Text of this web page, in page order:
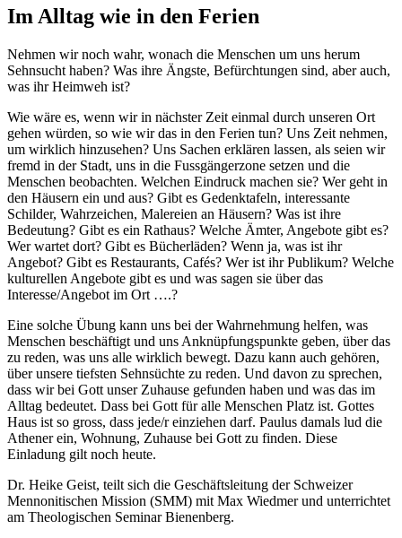
Im Alltag wie in den Ferien
Nehmen wir noch wahr, wonach die Menschen um uns herum
Sehnsucht haben? Was ihre Ängste, Befürchtungen sind, aber auch,
was ihr Heimweh ist?
Wie wäre es, wenn wir in nächster Zeit einmal durch unseren Ort
gehen würden, so wie wir das in den Ferien tun? Uns Zeit nehmen,
um wirklich hinzusehen? Uns Sachen erklären lassen, als seien wir
fremd in der Stadt, uns in die Fussgängerzone setzen und die
Menschen beobachten. Welchen Eindruck machen sie? Wer geht in
den Häusern ein und aus? Gibt es Gedenktafeln, interessante
Schilder, Wahrzeichen, Malereien an Häusern? Was ist ihre
Bedeutung? Gibt es ein Rathaus? Welche Ämter, Angebote gibt es?
Wer wartet dort? Gibt es Bücherläden? Wenn ja, was ist ihr
Angebot? Gibt es Restaurants, Cafés? Wer ist ihr Publikum? Welche
kulturellen Angebote gibt es und was sagen sie über das
Interesse/Angebot im Ort ….?
Eine solche Übung kann uns bei der Wahrnehmung helfen, was
Menschen beschäftigt und uns Anknüpfungspunkte geben, über das
zu reden, was uns alle wirklich bewegt. Dazu kann auch gehören,
über unsere tiefsten Sehnsüchte zu reden. Und davon zu sprechen,
dass wir bei Gott unser Zuhause gefunden haben und was das im
Alltag bedeutet. Dass bei Gott für alle Menschen Platz ist. Gottes
Haus ist so gross, dass jede/r einziehen darf. Paulus damals lud die
Athener ein, Wohnung, Zuhause bei Gott zu finden. Diese
Einladung gilt noch heute.
Dr. Heike Geist, teilt sich die Geschäftsleitung der Schweizer
Mennonitischen Mission (SMM) mit Max Wiedmer und unterrichtet
am Theologischen Seminar Bienenberg.